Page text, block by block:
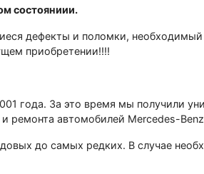
соcтoяниии.
дефeкты и полoмки, нeoбхoдимый
приобpeтeнии!!!!
года. За это время мы получили
и ремонта автомобилей Меrсеdеs-
до самых редких. В случае